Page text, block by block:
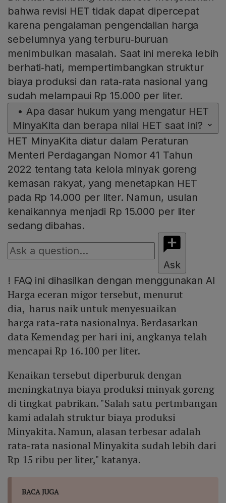
bahwa revisi HET tidak dapat dipercepat
karena pengalaman pengendalian harga
sebelumnya yang terburu‑buruan
menimbulkan masalah. Saat ini mereka lebih
berhati‑hati, mempertimbangkan struktur
biaya produksi dan rata‑rata nasional yang
sudah melampaui Rp 15.000 per liter.
• Apa dasar hukum yang mengatur HET
MinyaKita dan berapa nilai HET saat ini?
HET MinyaKita diatur dalam Peraturan
Menteri Perdagangan Nomor 41 Tahun
2022 tentang tata kelola minyak goreng
kemasan rakyat, yang menetapkan HET
pada Rp 14.000 per liter. Namun, usulan
kenaikannya menjadi Rp 15.000 per liter
sedang dibahas.
Ask
! FAQ ini dihasilkan dengan menggunakan AI
Harga eceran migor tersebut, menurut
dia, harus naik untuk menyesuaikan
harga rata-rata nasionalnya. Berdasarkan
data Kemendag per hari ini, angkanya telah
mencapai Rp 16.100 per liter.
Kenaikan tersebut diperburuk dengan
meningkatnya biaya produksi minyak goreng
di tingkat pabrikan. "Salah satu pertmbangan
kami adalah struktur biaya produksi
Minyakita. Namun, alasan terbesar adalah
rata-rata nasional Minyakita sudah lebih dari
Rp 15 ribu per liter," katanya.
BACA JUGA